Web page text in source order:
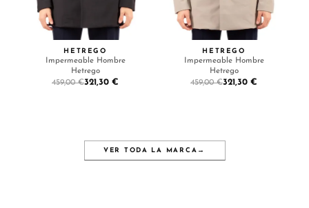
HETREGO
Impermeable Hombre
Hetrego
459,00 €321,30 €
HETREGO
Impermeable Hombre
Hetrego
459,00 €321,30 €
VER TODA LA MARCA →